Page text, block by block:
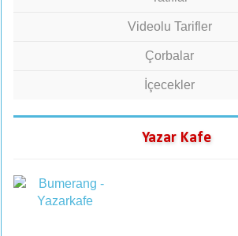
Videolu Tarifler
Çorbalar
İçecekler
Yazar Kafe